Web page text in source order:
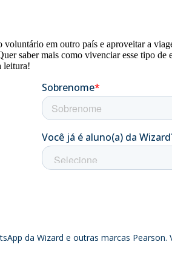
em outro país e aproveitar a
saber mais como vivenciar esse tipo
leitura!